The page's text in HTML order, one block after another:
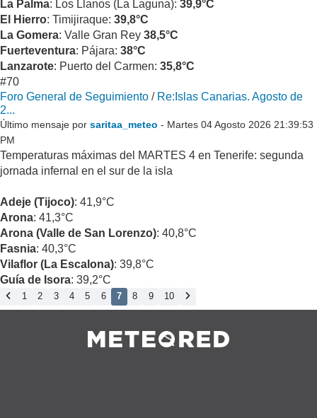
La Palma: Los Llanos (La Laguna): 39,9°C
El Hierro: Timijiraque: 39,8°C
La Gomera: Valle Gran Rey 38,5°C
Fuerteventura: Pájara: 38°C
Lanzarote: Puerto del Carmen: 35,8°C
#70
Foro General de Seguimiento / Re:Islas Canarias. Agosto de
2...
Último mensaje por saritaa_meteo - Martes 04 Agosto 2026 21:39:53
PM
Temperaturas máximas del MARTES 4 en Tenerife: segunda
jornada infernal en el sur de la isla
Adeje (Tijoco): 41,9°C
Arona: 41,3°C
Arona (Valle de San Lorenzo): 40,8°C
Fasnia: 40,3°C
Vilaflor (La Escalona): 39,8°C
Guía de Isora: 39,2°C
1 2 3 4 5 6 7 8 9 10